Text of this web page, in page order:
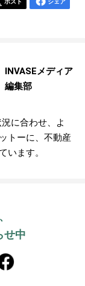
ポスト シェア
INVASEメディア
編集部
に合わせ、よ
トーに、不動産
います。
せ中